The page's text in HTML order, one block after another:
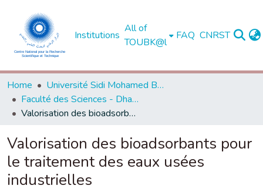
Institutions
All of
TOUBK@l
FAQ CNRST
Home
Université Sidi Mohamed Ben Abdellah de Fès
Faculté des Sciences - Dhar El Mahraz - Fès
Valorisation des bioadsorbants pour le traitement des eaux usées industrielles
Valorisation des bioadsorbants pour
le traitement des eaux usées
industrielles